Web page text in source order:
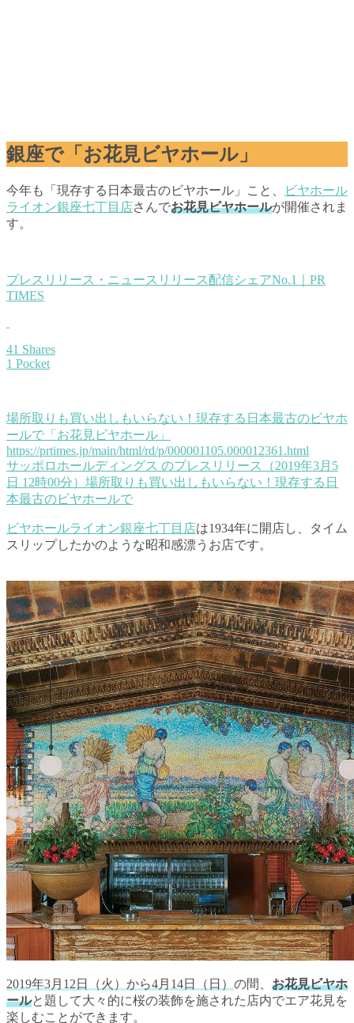
銀座で「お花見ビヤホール」
今年も「現存する日本最古のビヤホール」こと、
ビヤホール
ライオン銀座七丁目店さんでお花見ビヤホールが開催されま
す。
プレスリリース・ニュースリリース配信シェアNo.1｜PR
TIMES
41 Shares
1 Pocket
場所取りも買い出しもいらない！現存する日本最古のビヤホ
ールで「お花見ビヤホール」
https://prtimes.jp/main/html/rd/p/000001105.000012361.html
サッポロホールディングス のプレスリリース（2019年3月5
日 12時00分）場所取りも買い出しもいらない！現存する日
本最古のビヤホールで
ビヤホールライオン銀座七丁目店は1934年に開店し、タイム
スリップしたかのような昭和感漂うお店です。
2019年3月12日（火）から4月14日（日） の間、 お花見ビヤホ
ールと題して大々的に桜の装飾を施された店内でエア花見を
楽しむことができます。